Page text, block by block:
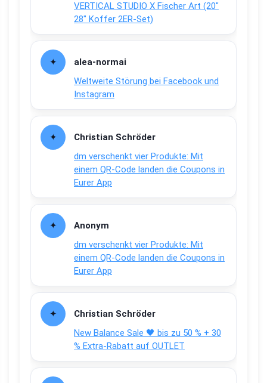
VERTICAL STUDIO X Fischer Art (20″
28″ Koffer 2ER-Set)
alea-normai
Weltweite Störung bei Facebook und
Instagram
Christian Schröder
dm verschenkt vier Produkte: Mit
einem QR-Code landen die Coupons in
Eurer App
Anonym
dm verschenkt vier Produkte: Mit
einem QR-Code landen die Coupons in
Eurer App
Christian Schröder
New Balance Sale 🖤 bis zu 50 % + 30
% Extra-Rabatt auf OUTLET